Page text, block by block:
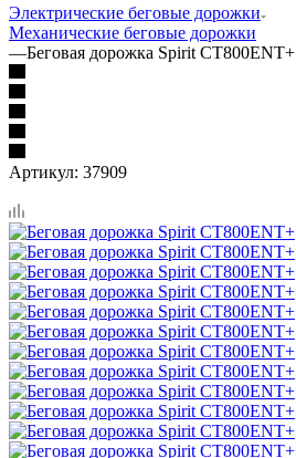
Электрические беговые дорожки
Механические беговые дорожки
—Беговая дорожка Spirit CT800ENT+
Артикул: 37909